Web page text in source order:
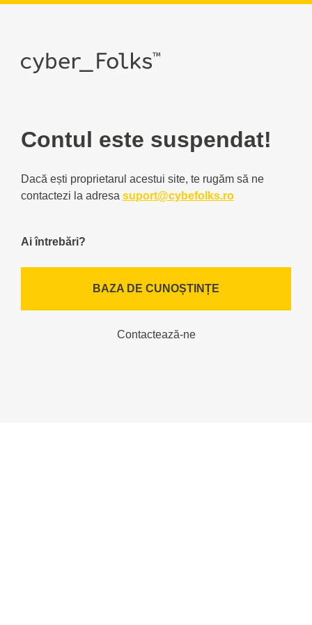
Contul este suspendat!
Dacă ești proprietarul acestui site, te rugăm să ne
contactezi la adresa suport@cybefolks.ro
Ai întrebări?
BAZA DE CUNOȘTINȚE
Contactează-ne